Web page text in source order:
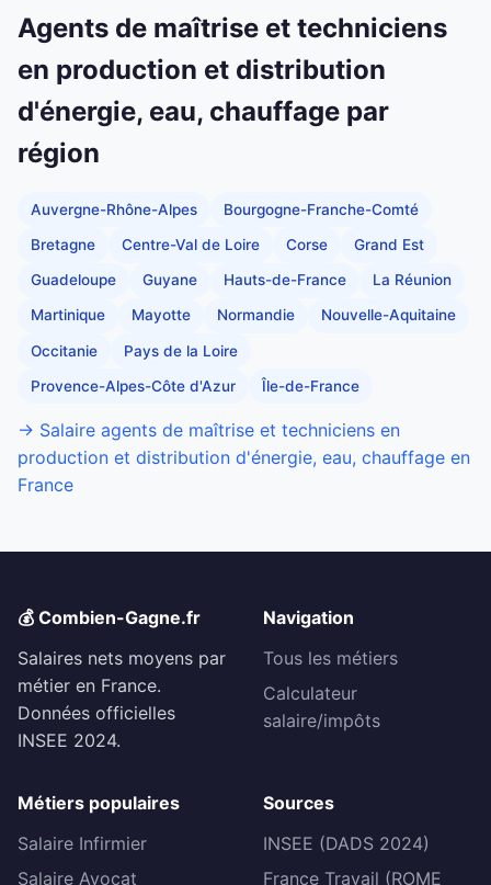
Agents de maîtrise et techniciens
en production et distribution
d'énergie, eau, chauffage par
région
Auvergne-Rhône-Alpes Bourgogne-Franche-Comté
Bretagne Centre-Val de Loire Corse Grand Est
Guadeloupe Guyane Hauts-de-France La Réunion
Martinique Mayotte Normandie Nouvelle-Aquitaine
Occitanie Pays de la Loire
Provence-Alpes-Côte d'Azur Île-de-France
→ Salaire agents de maîtrise et techniciens en
production et distribution d'énergie, eau, chauffage en
France
💰 Combien-Gagne.fr
Salaires nets moyens par
métier en France.
Données officielles
INSEE 2024.
Navigation
Tous les métiers
Calculateur
salaire/impôts
Métiers populaires
Salaire Infirmier
Salaire Avocat
Sources
INSEE (DADS 2024)
France Travail (ROME